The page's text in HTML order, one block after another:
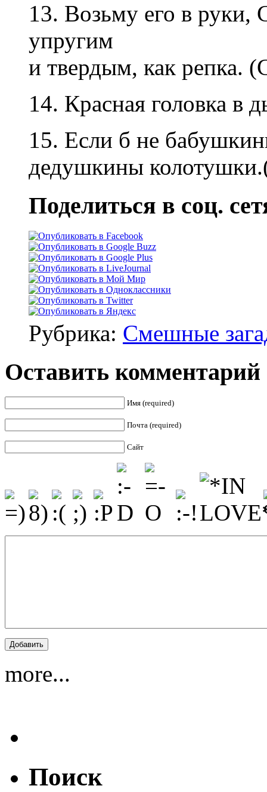
13. Возьму его в
упругим
и твердым, как репка.
14. Красная головка в
15. Если б не
дедушкины
Поделиться в соц.
Рубрика: Смешные
Оставить комментарий
Имя (required)
Почта (required)
Сайт
more...
Поиск